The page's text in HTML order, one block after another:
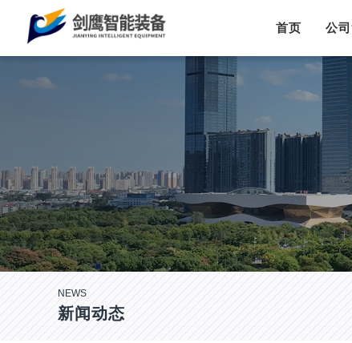
首页 公
NEWS
新闻动态